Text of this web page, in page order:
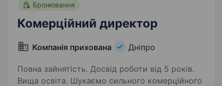
Бронювання
Комерційний директор
Компанія прихована Дніпро
Повна зайнятість. Досвід роботи від 5 років.
Вища освіта. Шукаємо сильного комерційного